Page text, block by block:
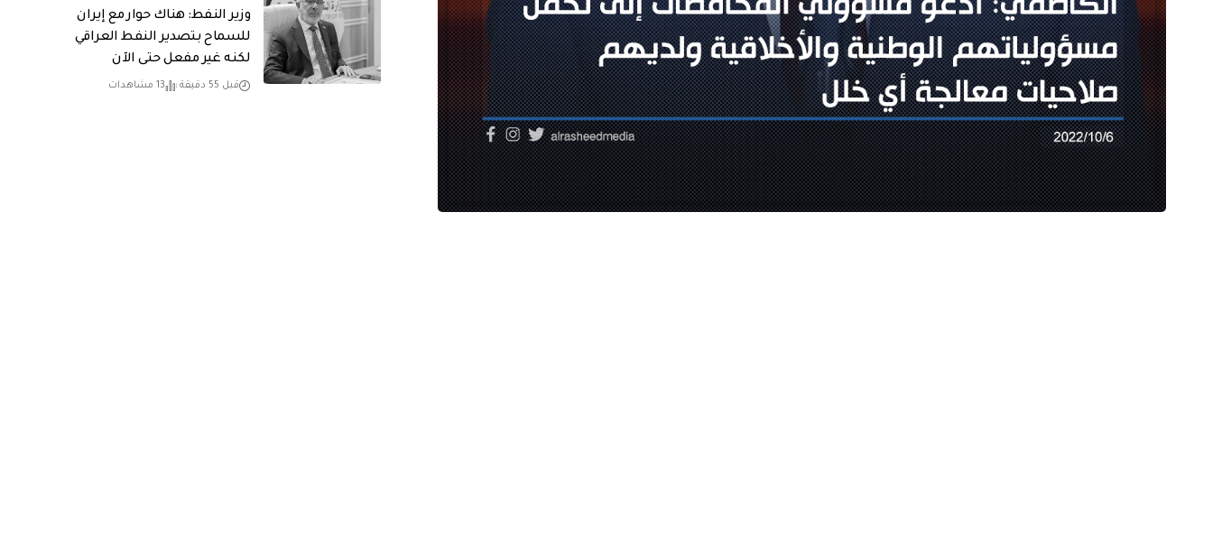
وزير النفط: هناك حوار مع إيران
للسماح بتصدير النفط العراقي
لكنه غير مفعل حتى الآن
قبل 55 دقيقة 13 مشاهدات